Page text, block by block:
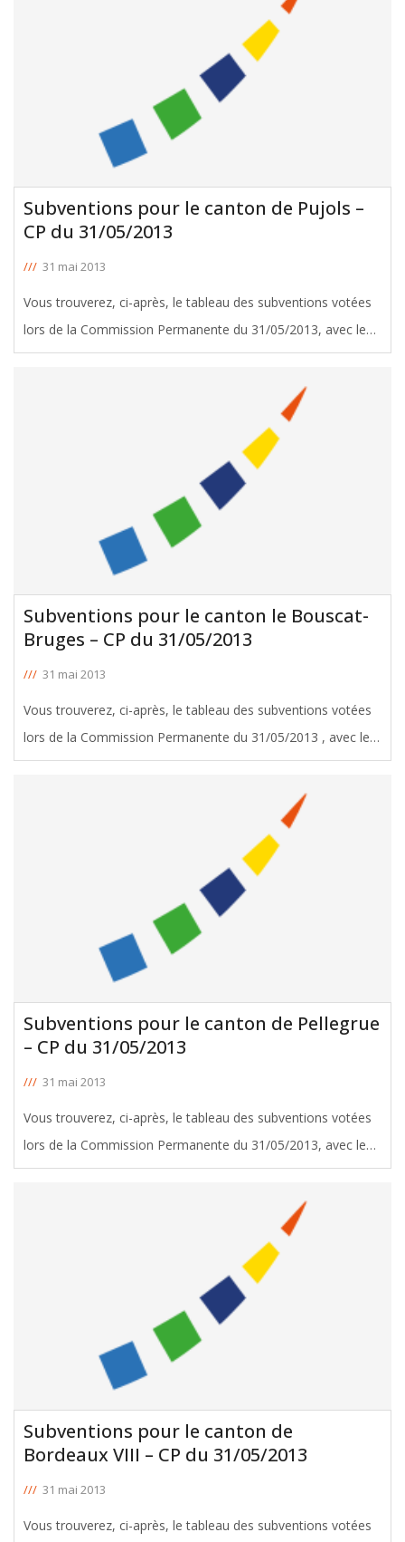
Subventions pour le canton de Pujols –
CP du 31/05/2013
/// 31 mai 2013
Vous trouverez, ci-après, le tableau des subventions votées
lors de la Commission Permanente du 31/05/2013, avec le
soutien de Liliane Poivert, Conseillère Générale de Pujols.
Subventions pour le canton le Bouscat-
Bruges – CP du 31/05/2013
/// 31 mai 2013
Vous trouverez, ci-après, le tableau des subventions votées
lors de la Commission Permanente du 31/05/2013 , avec le
soutien de Dominique Vincent, Conseiller Général du canton
Subventions pour le canton de Pellegrue
– CP du 31/05/2013
/// 31 mai 2013
Vous trouverez, ci-après, le tableau des subventions votées
lors de la Commission Permanente du 31/05/2013, avec le
soutien de José Bluteau, Conseiller Général de Pellegrue.
Subventions pour le canton de
Bordeaux VIII – CP du 31/05/2013
/// 31 mai 2013
Vous trouverez, ci-après, le tableau des subventions votées